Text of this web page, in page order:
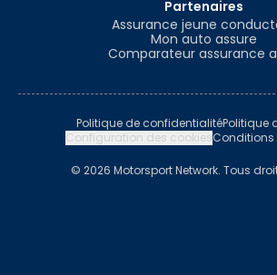
Partenaires
Assurance jeune
Mon auto assure
Comparateur assurance
Politique de confidentialitéPolitique
Configuration des cookies
© 2026 Motorsport Network. Tous